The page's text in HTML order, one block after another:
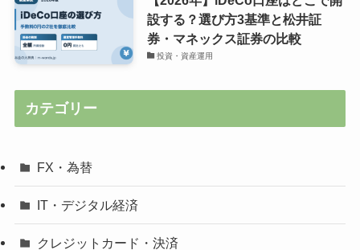
設する？選び方3基準と松井証
券・マネックス証券の比較
投資・資産運用
カテゴリー
FX・為替
IT・デジタル経済
クレジットカード・決済